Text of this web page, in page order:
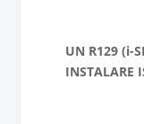
UN R129 (i-
INSTALARE